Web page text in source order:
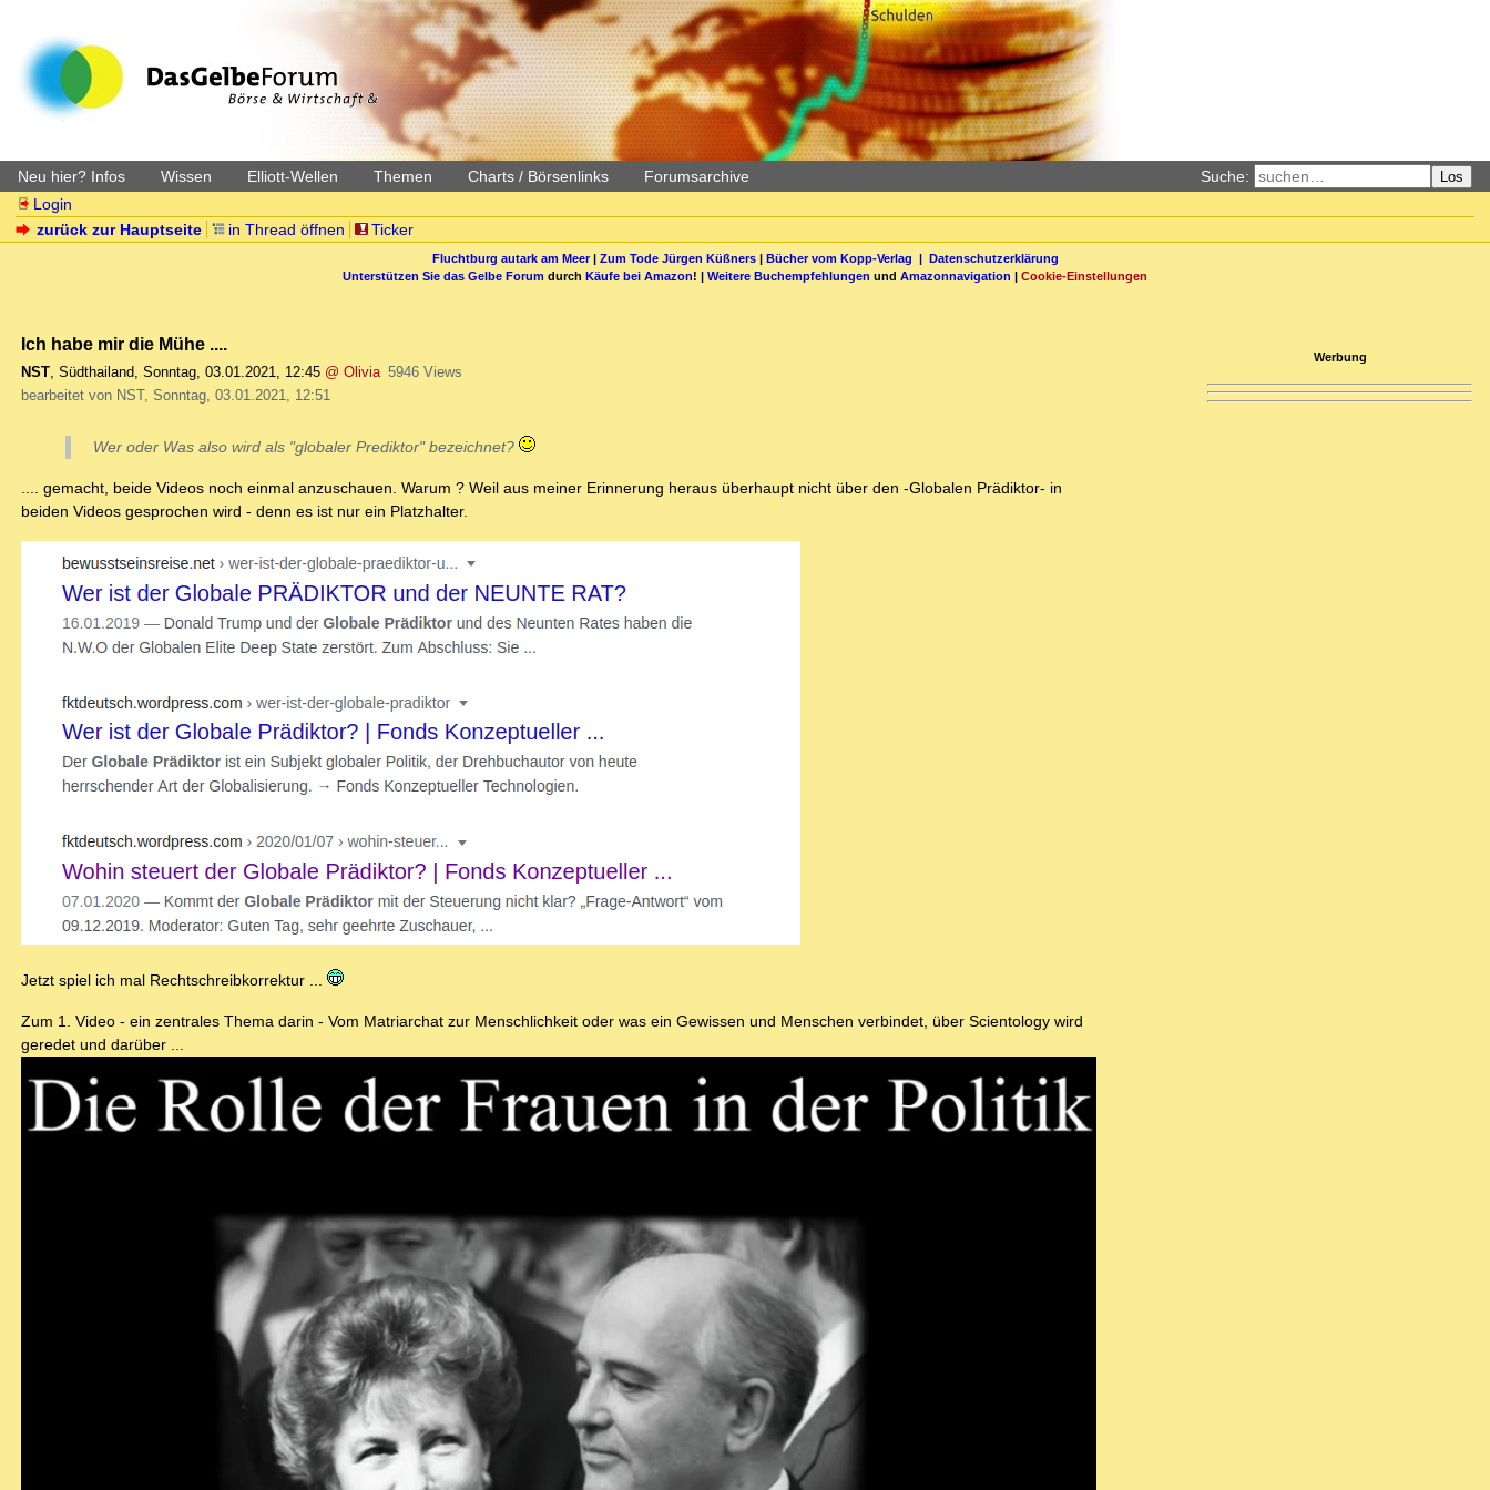
Neu hier? Infos Wissen Elliott-Wellen Themen Charts / Börsenlinks Forumsarchive Suche: Los
Login
zurück zur Hauptseite
in Thread öffnen Ticker
Fluchtburg autark am Meer| Zum Tode Jürgen Küßners| Bücher vom Kopp-Verlag | Datenschutzerklärung
Unterstützen Sie das Gelbe Forum durch Käufe bei Amazon! | Weitere Buchempfehlungen und Amazonnavigation | Cookie-Einstellungen
Ich habe mir die Mühe ....
NST, Südthailand, Sonntag, 03.01.2021, 12:45 @ Olivia 5946 Views
bearbeitet von NST, Sonntag, 03.01.2021, 12:51
Wer oder Was also wird als "globaler Prediktor" bezeichnet?
.... gemacht, beide Videos noch einmal anzuschauen. Warum ? Weil aus meiner Erinnerung heraus überhaupt nicht über den -Globalen Prädiktor- in
beiden Videos gesprochen wird - denn es ist nur ein Platzhalter.
Jetzt spiel ich mal Rechtschreibkorrektur ...
Zum 1. Video - ein zentrales Thema darin - Vom Matriarchat zur Menschlichkeit oder was ein Gewissen und Menschen verbindet, über Scientology wird
geredet und darüber ...
Werbung